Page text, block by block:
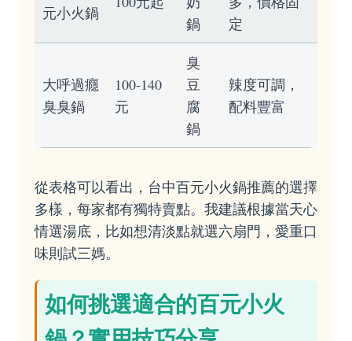
元小火鍋
鍋
定
大呼過癮
臭臭鍋
100-140
元
臭
豆
腐
鍋
辣度可調，
配料豐富
從表格可以看出，台中百元小火鍋推薦的選擇
多樣，每家都有獨特賣點。我建議根據當天心
情選湯底，比如想清淡點就選六扇門，愛重口
味則試三媽。
如何挑選適合的百元小火